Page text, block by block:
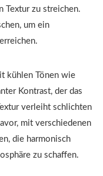
Textur zu streichen.
um ein
kühlen Tönen wie
Kontrast, der das
verleiht schlichten
mit verschiedenen
die harmonisch
zu schaffen.